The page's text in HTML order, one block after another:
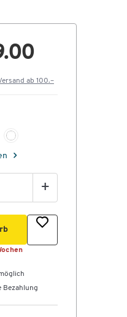
ab 100.–
+
Bezahlung